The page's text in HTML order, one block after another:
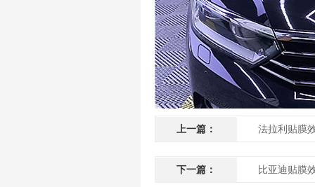
上一篇： 法拉利贴膜
下一篇： 比亚迪贴膜